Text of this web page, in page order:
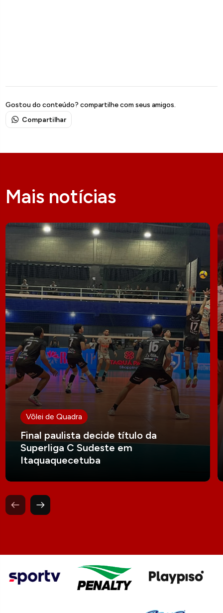
Gostou do conteúdo? compartilhe com seus amigos.
Compartilhar
Mais notícias
Vôlei de Quadra
Final paulista decide título da
Superliga C Sudeste em
Itaquaquecetuba